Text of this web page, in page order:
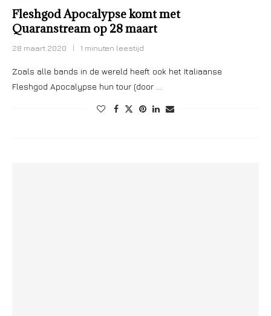
Fleshgod Apocalypse komt met
Quaranstream op 28 maart
28 maart 2020 1 minuten leestijd
Zoals alle bands in de wereld heeft ook het Italiaanse
Fleshgod Apocalypse hun tour (door …